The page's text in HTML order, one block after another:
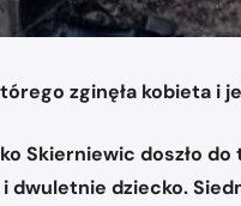
zginęła kobieta i
Skierniewic doszło
dziecko.